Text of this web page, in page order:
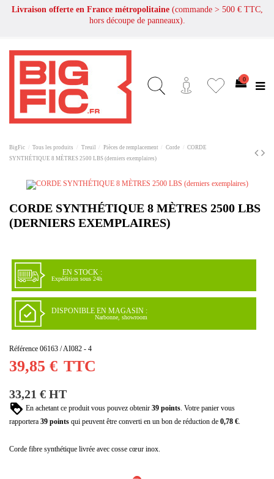
Livraison offerte en France métropolitaine (commande > 500 € TTC,
hors découpe de panneaux).
0
BigFic Tous les produits Treuil Pièces de remplacement Corde
CORDE
SYNTHÉTIQUE 8 MÈTRES 2500 LBS (derniers exemplaires)
CORDE SYNTHÉTIQUE 8 MÈTRES 2500 LBS
(DERNIERS EXEMPLAIRES)
EN STOCK :
Expédition sous 24h
DISPONIBLE EN MAGASIN :
Narbonne, showroom
Référence 06163 / AI082 - 4
39,85 € TTC
33,21 € HT
En achetant ce produit vous pouvez obtenir 39 points . Votre panier vous
rapportera 39 points qui peuvent être converti en un bon de réduction de 0,78 €
Corde fibre synthétique livrée avec cosse cœur inox.